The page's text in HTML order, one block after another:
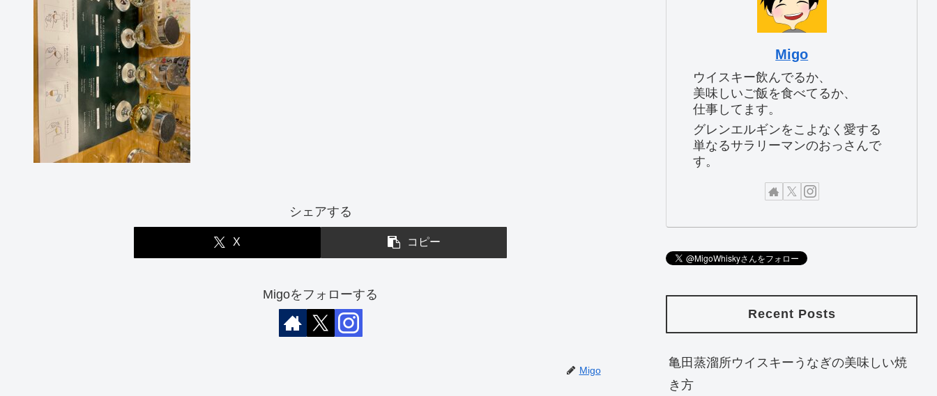
シェアする
X コピー
Migoをフォローする
Migo
Migo
ウイスキー飲んでるか、
美味しいご飯を食べてるか、
仕事してます。
グレンエルギンをこよなく愛する
単なるサラリーマンのおっさんで
す。
Recent Posts
亀田蒸溜所ウイスキーうなぎの美味しい焼
き方